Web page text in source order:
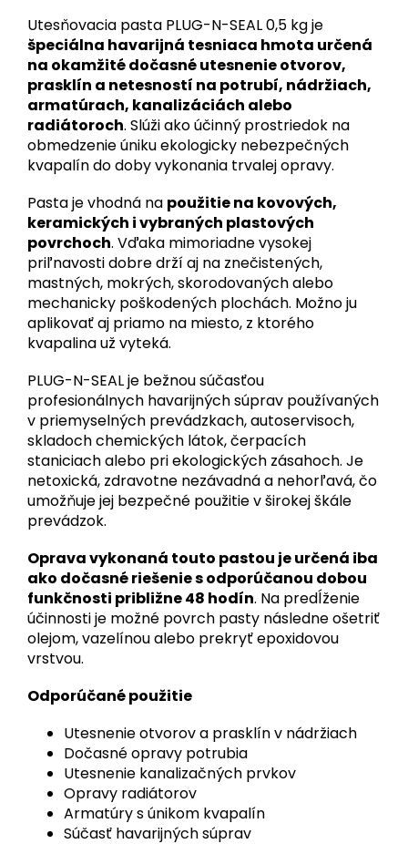
Utesňovacia pasta PLUG-N-SEAL 0,5 kg je
špeciálna havarijná tesniaca hmota určená
na okamžité dočasné utesnenie otvorov,
prasklín a netesností na potrubí, nádržiach,
armatúrach, kanalizáciách alebo
radiátoroch. Slúži ako účinný prostriedok na
obmedzenie úniku ekologicky nebezpečných
kvapalín do doby vykonania trvalej opravy.
Pasta je vhodná na použitie na kovových,
keramických i vybraných plastových
povrchoch. Vďaka mimoriadne vysokej
priľnavosti dobre drží aj na znečistených,
mastných, mokrých, skorodovaných alebo
mechanicky poškodených plochách. Možno ju
aplikovať aj priamo na miesto, z ktorého
kvapalina už vyteká.
PLUG-N-SEAL je bežnou súčasťou
profesionálnych havarijných súprav používaných
v priemyselných prevádzkach, autoservisoch,
skladoch chemických látok, čerpacích
staniciach alebo pri ekologických zásahoch. Je
netoxická, zdravotne nezávadná a nehorľavá, čo
umožňuje jej bezpečné použitie v širokej škále
prevádzok.
Oprava vykonaná touto pastou je určená iba
ako dočasné riešenie s odporúčanou dobou
funkčnosti približne 48 hodín. Na predĺženie
účinnosti je možné povrch pasty následne ošetriť
olejom, vazelínou alebo prekryť epoxidovou
vrstvou.
Odporúčané použitie
Utesnenie otvorov a prasklín v nádržiach
Dočasné opravy potrubia
Utesnenie kanalizačných prvkov
Opravy radiátorov
Armatúry s únikom kvapalín
Súčasť havarijných súprav